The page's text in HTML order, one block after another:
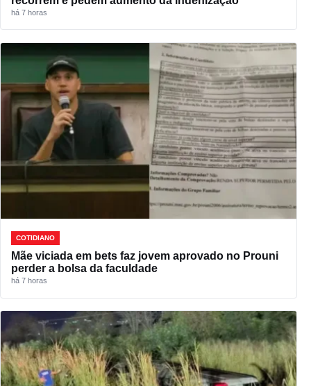
há 7 horas
COTIDIANO
Mãe viciada em bets faz jovem aprovado no Prouni
perder a bolsa da faculdade
há 7 horas